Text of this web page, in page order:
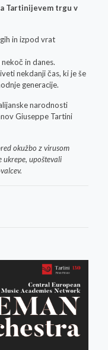
Tartinijevem trgu v
in izpod vrat
in danes.
nekdanji čas, ki je še
generacije.
narodnosti
Giuseppe Tartini
okužbo z virusom
upoštevali